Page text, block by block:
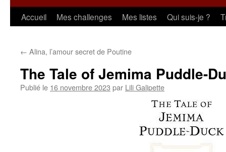
Aller
contenu
Accueil Mes challenges Mes listes Qui suis-je ?
← Alina, l’amour secret de Poutine
The Tale of Jemima Puddle-
Publié le 16 novembre 2023 par Lili Galipette